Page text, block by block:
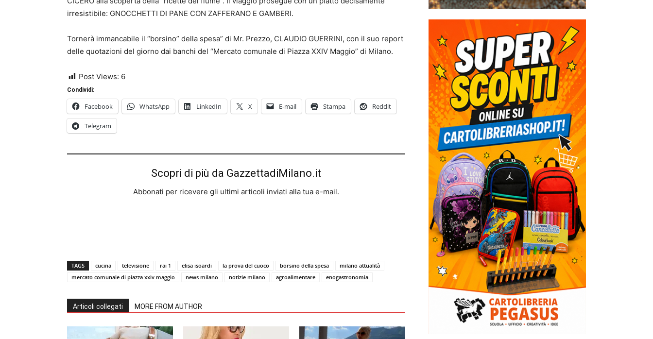
irresistibile: GNOCCHETTI DI PANE CON ZAFFERANO E GAMBERI.
Tornerà immancabile il “borsino” della spesa” di Mr. Prezzo, CLAUDIO GUERRINI, con il suo report
delle quotazioni del giorno dai banchi del “Mercato comunale di Piazza XXIV Maggio” di Milano.
Post Views: 6
Condividi:
Facebook WhatsApp LinkedIn X E-mail Stampa Reddit
Telegram
Scopri di più da GazzettadiMilano.it
Abbonati per ricevere gli ultimi articoli inviati alla tua e-mail.
TAGS cucina televisione rai 1 elisa isoardi la prova del cuoco borsino della spesa
milano attualità
mercato comunale di piazza xxiv maggio
news milano notizie milano agroalimentare enogastronomia
Articoli collegati MORE FROM AUTHOR